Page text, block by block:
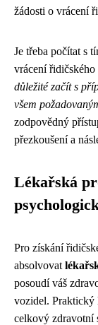
žádosti o vrácení
Je třeba počítat s
vrácení
důležité začít s
všem
zodpovědný
přezkoušení a
Lékařská
Pro získání
absolvovat
posoudí váš
vozidel. Praktický
celkový zdravotní